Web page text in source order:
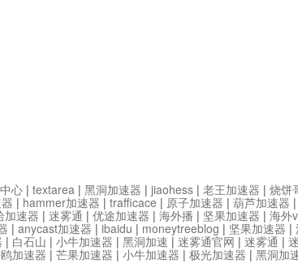
心 | textarea | 黑洞加速器 | jiaohess | 老王加速器 | 烧饼
| hammer加速器 | trafficace | 原子加速器 | 葫芦加速器 |
加速器 | 迷雾通 | 优途加速器 | 海外播 | 坚果加速器 | 海外
| anycast加速器 | ibaidu | moneytreeblog | 坚果加速器 |
| 白石山 | 小牛加速器 | 黑洞加速 | 迷雾通官网 | 迷雾通 |
加速器 | 芒果加速器 | 小牛加速器 | 极光加速器 | 黑洞加